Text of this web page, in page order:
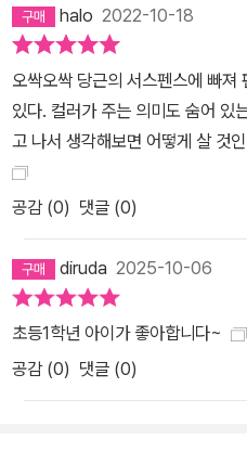
halo 2022-10-18
오싹오싹 당근의 서스펜스에 빠져
있다. 컬러가 주는 의미도 숨어 있
고 나서 생각해보면 어떻게 살 것
공감 (0) 댓글 (0)
diruda 2025-10-06
초등1학년 아이가 좋아합니다~
공감 (0) 댓글 (0)